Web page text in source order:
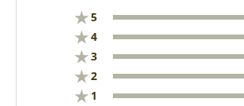
★5
★4
★3
★2
★ 1